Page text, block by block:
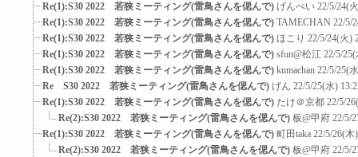
Re(1):S30 2022 若狭ミーティング(雷鳥さんを偲んで) げんぺい 22/5/24(
Re(1):S30 2022 若狭ミーティング(雷鳥さんを偲んで) TAMECHAN 22/5/
Re(1):S30 2022 若狭ミーティング(雷鳥さんを偲んで) ほこり 22/5/24(火)
Re(1):S30 2022 若狭ミーティング(雷鳥さんを偲んで) sfun@松江 22/5/
Re(1):S30 2022 若狭ミーティング(雷鳥さんを偲んで) kumachan 22/5/25(
Re S30 2022 若狭ミーティング(雷鳥さんを偲んで) げん 22/5/25(水)
Re(1):S30 2022 若狭ミーティング(雷鳥さんを偲んで) たけ＠京都 22/5/
Re(2):S30 2022 若狭ミーティング(雷鳥さんを偲んで) 板@甲府 22/5/
Re(1):S30 2022 若狭ミーティング(雷鳥さんを偲んで) 町田taka 22/5/26(木
Re(2):S30 2022 若狭ミーティング(雷鳥さんを偲んで) 板@甲府 22/5/